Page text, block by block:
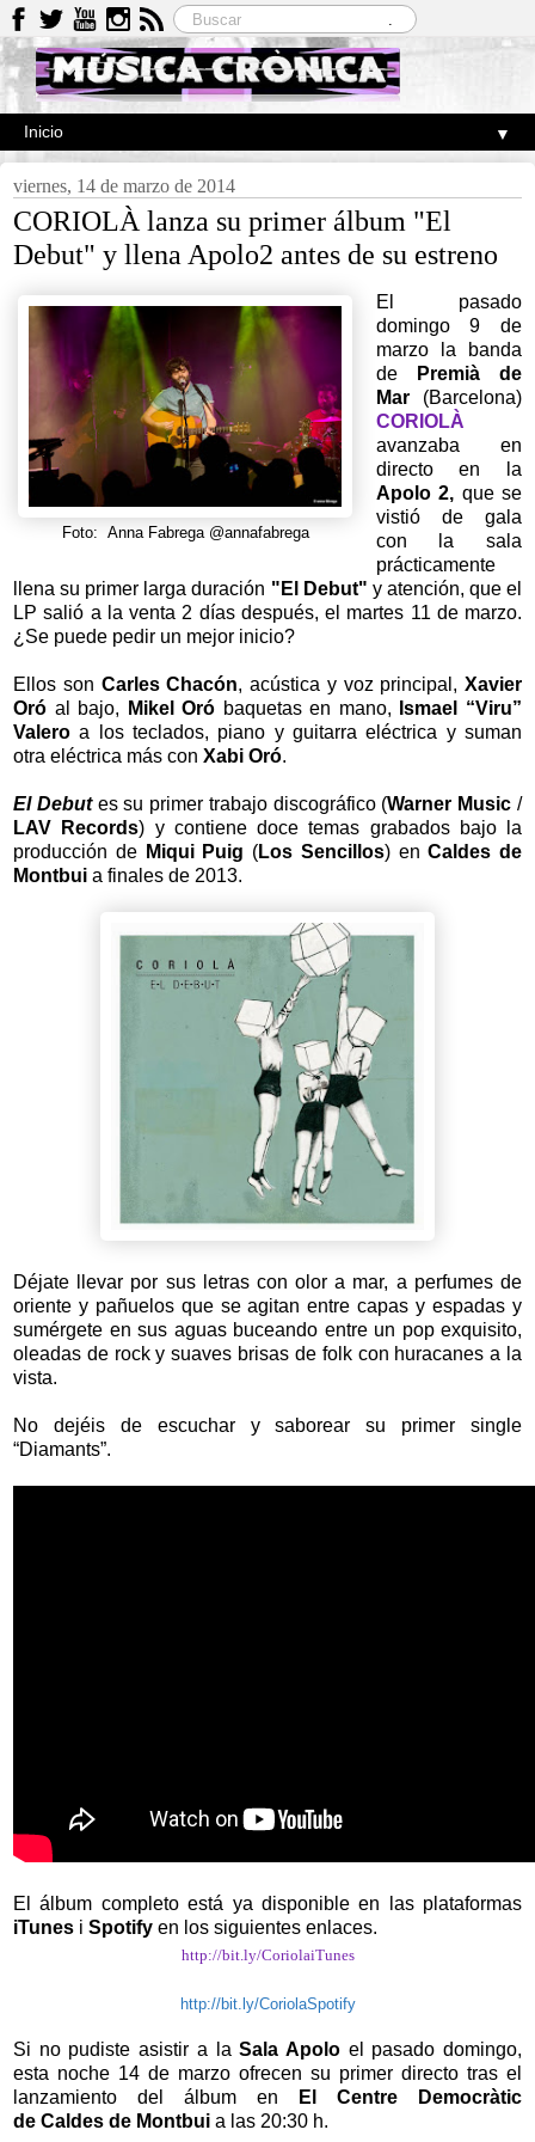
▼
viernes, 14 de marzo de 2014
CORIOLÀ lanza su primer álbum "El
Debut" y llena Apolo2 antes de su estreno
Foto: Anna Fabrega @annafabrega
El pasado
domingo 9 de
marzo la banda
de
Premià de
Mar(Barcelona)
CORIOLÀ
avanzaba en
directo en la
Apolo 2, que se
vistió de gala
con la sala
prácticamente
llena su primer larga duración "El Debut" y atención, que el
LP salió a la venta 2 días después, el martes 11 de marzo.
¿Se puede pedir un mejor inicio?
Ellos son Carles Chacón, acústica y voz principal, Xavier
Oró al bajo, Mikel Oró baquetas en mano,
Ismael “Viru”
Valero a los teclados, piano y guitarra eléctrica y suman
otra eléctrica más con Xabi Oró.
El Debutes su primer trabajo discográfico (Warner Music /
LAV Records) y contiene doce temas grabados bajo la
producción de Miqui Puig (Los Sencillos) enCaldes de
Montbui a finales de 2013.
Déjate llevar por sus letras con olor a mar, a perfumes de
oriente y pañuelos que se agitan entre capas y espadas y
sumérgete en sus aguas buceando entre un pop exquisito,
oleadas de rock y suaves brisas de folk con huracanes a la
vista.
No dejéis de escuchar y saborear su primer single
“Diamants”.
El álbum completo está ya disponible en las plataformas
iTunes i Spotify en los siguientes enlaces.
http://bit.ly/CoriolaiTunes
http://bit.ly/CoriolaSpotify
Si no pudiste asistir a laSala Apoloel pasado domingo,
esta noche 14 de marzo ofrecen su primer directo tras el
lanzamiento del álbum en
El Centre Democràtic
de Caldes de Montbui a las 20:30 h.